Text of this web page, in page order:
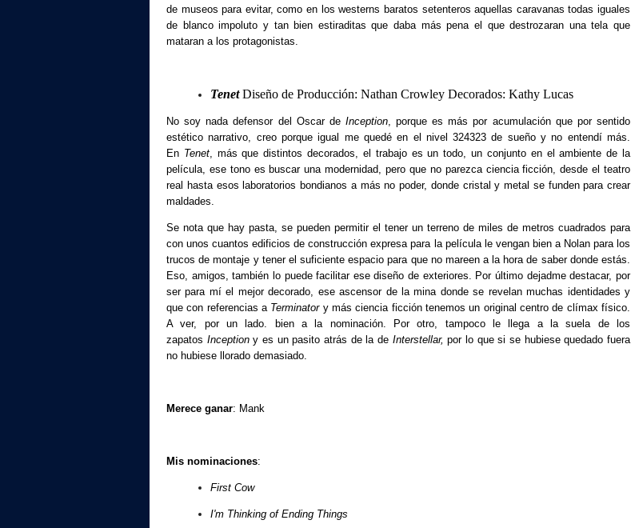
de museos para evitar, como en los westerns baratos setenteros aquellas caravanas todas iguales
de blanco impoluto y tan bien estiraditas que daba más pena el que destrozaran una tela que
mataran a los protagonistas.
TenetDiseño de Producción: Nathan Crowley Decorados: Kathy Lucas
No soy nada defensor del Oscar de Inception, porque es más por acumulación que por sentido
estético narrativo, creo porque igual me quedé en el nivel 324323 de sueño y no entendí más.
En Tenet, más que distintos decorados, el trabajo es un todo, un conjunto en el ambiente de la
película, ese tono es buscar una modernidad, pero que no parezca ciencia ficción, desde el teatro
real hasta esos laboratorios bondianos a más no poder, donde cristal y metal se funden para crear
maldades.
Se nota que hay pasta, se pueden permitir el tener un terreno de miles de metros cuadrados para
con unos cuantos edificios de construcción expresa para la película le vengan bien a Nolan para los
trucos de montaje y tener el suficiente espacio para que no mareen a la hora de saber donde estás.
Eso, amigos, también lo puede facilitar ese diseño de exteriores. Por último dejadme destacar, por
ser para mí el mejor decorado, ese ascensor de la mina donde se revelan muchas identidades y
que con referencias a Terminatory más ciencia ficción tenemos un original centro de clímax físico.
A ver, por un lado. bien a la nominación. Por otro, tampoco le llega a la suela de los
zapatos Inceptiony es un pasito atrás de la de Interstellar, por lo que si se hubiese quedado fuera
no hubiese llorado demasiado.
Merece ganar: Mank
Mis nominaciones:
First Cow
I'm Thinking of Ending Things